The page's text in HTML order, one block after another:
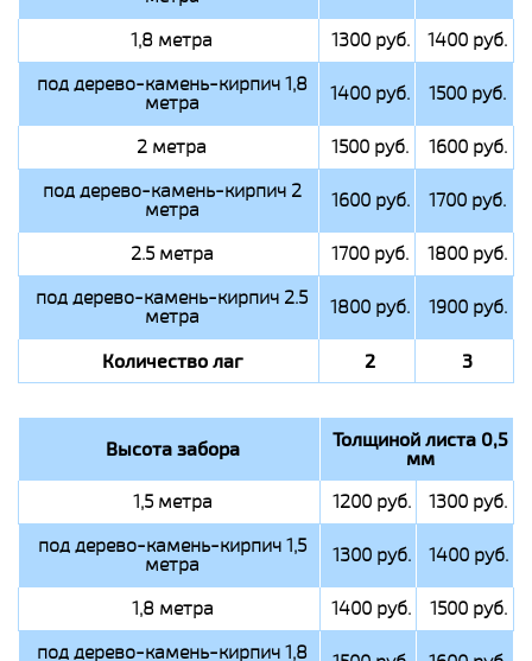
1,8 метра
1300 руб.
1400 руб.
под дерево-камень-кирпич 1,8
метра 1400 руб. 1500 руб.
2 метра 1500 руб.
1600 руб.
под дерево-камень-кирпич 2
метра 1600 руб. 1700 руб.
2.5 метра 1700 руб.
1800 руб.
под дерево-камень-кирпич 2.5
метра 1800 руб. 1900 руб.
Количество лаг 2 3
Высота забора Толщиной листа 0,5
мм
1,5 метра 1200 руб.
1300 руб.
под дерево-камень-кирпич 1,5
метра 1300 руб. 1400 руб.
1,8 метра 1400 руб.
1500 руб.
под дерево-камень-кирпич 1,8